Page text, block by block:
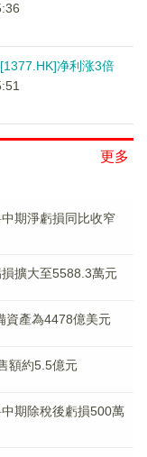
净利涨3倍
更多
期淨虧損同比收窄
擴大至5588.3萬元
資產為4478億美元
額約5.5億元
期除稅後虧損500萬